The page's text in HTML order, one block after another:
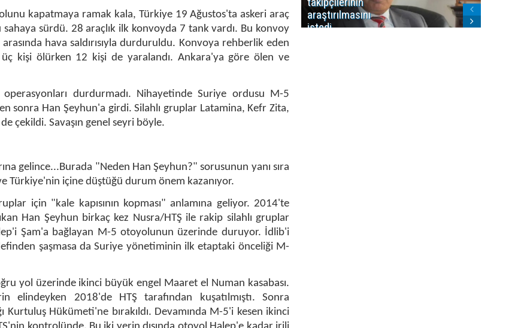
kapatmaya ramak kala, Türkiye 19 Ağustos'ta askeri araç
sürdü. 28 araçlık ilk konvoyda 7 tank vardı. Bu konvoy
hava saldırısıyla durduruldu. Konvoya rehberlik eden
kişi ölürken 12 kişi de yaralandı. Ankara'ya göre ölen ve
durdurmadı. Nihayetinde Suriye ordusu M-5
sonra Han Şeyhun'a girdi. Silahlı gruplar Latamina, Kefr Zita,
çekildi. Savaşın genel seyri böyle.
gelince...Burada "Neden Han Şeyhun?" sorusunun yanı sıra
Türkiye'nin içine düştüğü durum önem kazanıyor.
için "kale kapısının kopması" anlamına geliyor. 2014'te
Han Şeyhun birkaç kez Nusra/HTŞ ile rakip silahlı gruplar
Şam'a bağlayan M-5 otoyolunun üzerinde duruyor. İdlib'i
şaşmasa da Suriye yönetiminin ilk etaptaki önceliği M-
yol üzerinde ikinci büyük engel Maaret el Numan kasabası.
elindeyken 2018'de HTŞ tarafından kuşatılmıştı. Sonra
Kurtuluş Hükümeti'ne bırakıldı. Devamında M-5'i kesen ikinci
araştırılmasını
istedi